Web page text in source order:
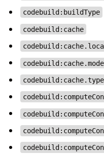
codebuild:buildType
codebuild:cache
codebuild:cache.type